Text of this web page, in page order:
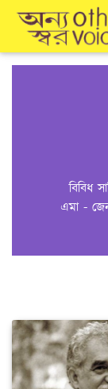
বিবিধ
এমা -